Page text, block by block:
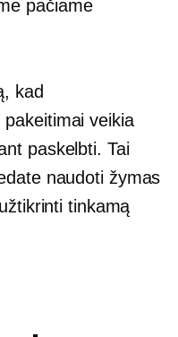
pačiame
kad
veikia
paskelbti. Tai
naudoti žymas
tinkamą